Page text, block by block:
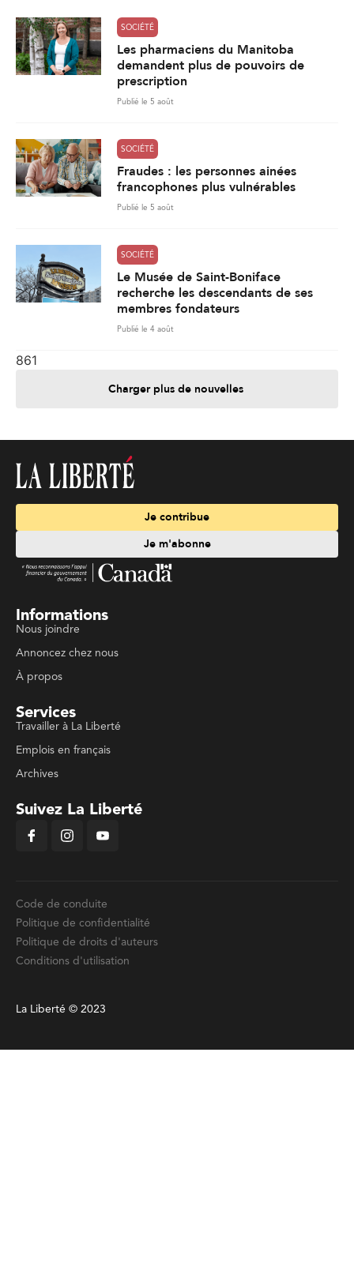
SOCIÉTÉ
Les pharmaciens du Manitoba
demandent plus de pouvoirs de
prescription
Publié le 5 août
SOCIÉTÉ
Fraudes : les personnes ainées
francophones plus vulnérables
Publié le 5 août
SOCIÉTÉ
Le Musée de Saint-Boniface
recherche les descendants de ses
membres fondateurs
Publié le 4 août
861
Charger plus de nouvelles
Je contribue
Je m'abonne
Informations
Nous joindre
Annoncez chez nous
À propos
Services
Travailler à La Liberté
Emplois en français
Archives
Suivez La Liberté
Code de conduite
Politique de confidentialité
Politique de droits d'auteurs
Conditions d'utilisation
La Liberté © 2023